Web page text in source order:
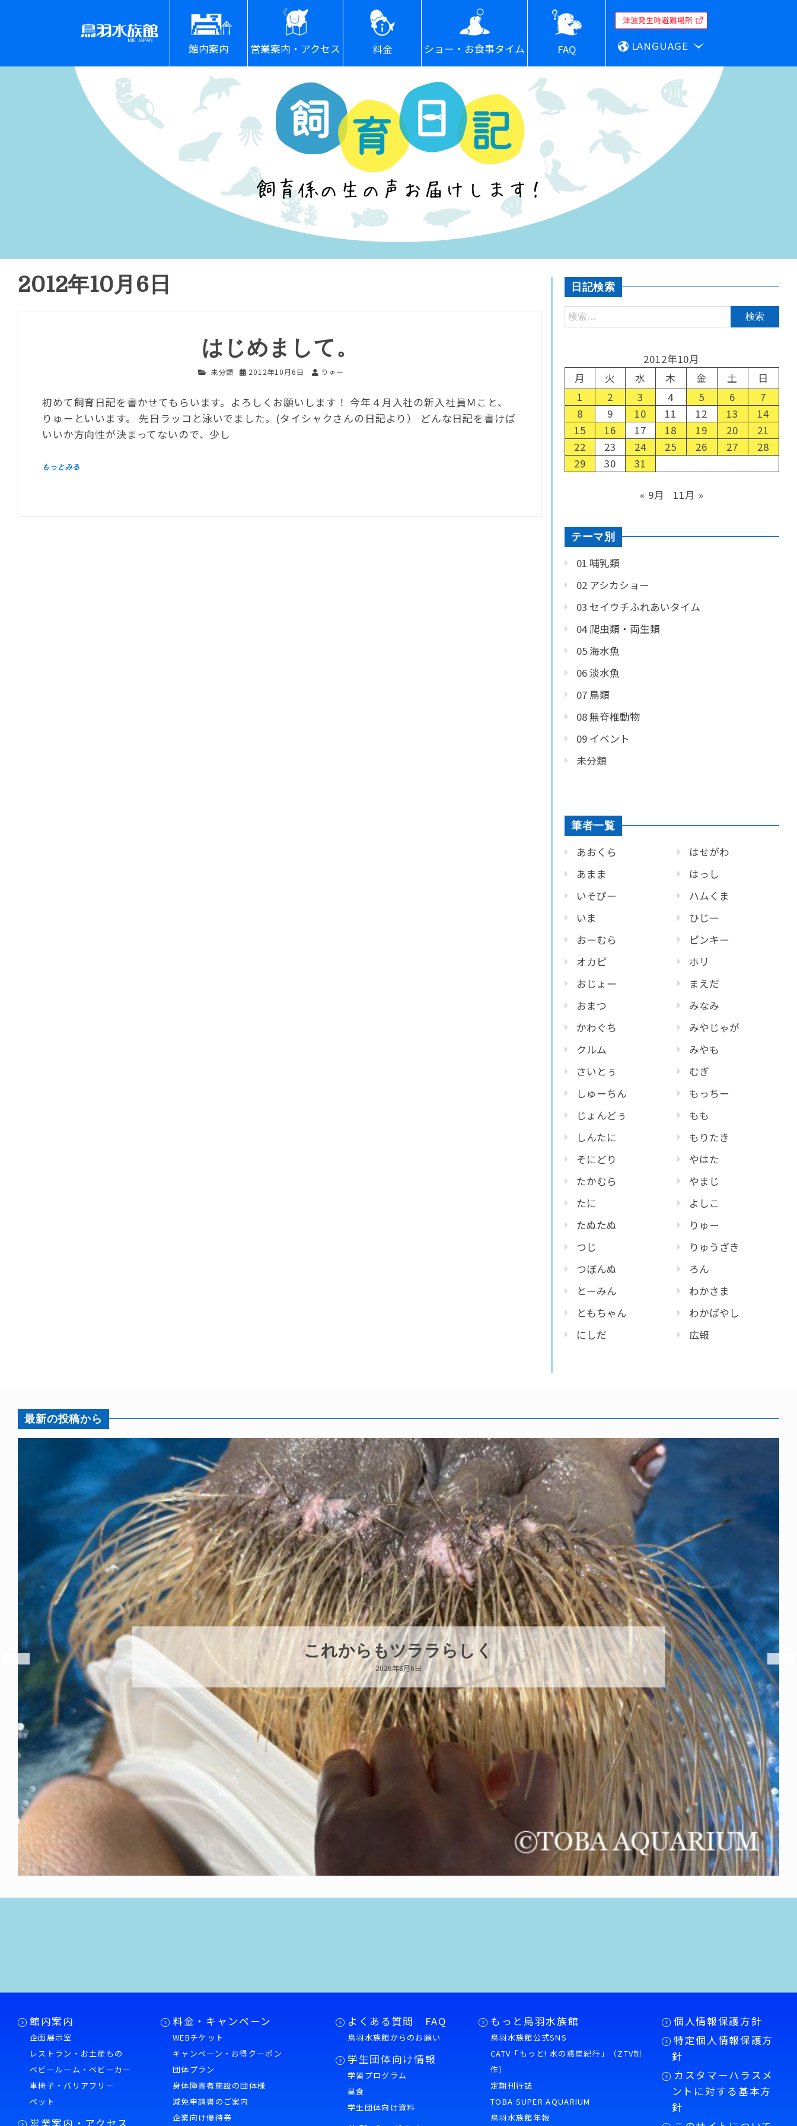
館内案内 営業案内・アクセス 料金 ショー・お食事タイム FAQ LANGUAGE
2012年10月6日
はじめまして。
未分類 2012年10月6日 りゅー
初めて飼育日記を書かせてもらいます。よろしくお願いします！ 今年４月入社の新入社員Ｍこと、
りゅーといいます。 先日ラッコと泳いでました。(タイシャクさんの日記より） どんな日記を書けば
いいか方向性が決まってないので、少し
日記検索
2012年10月
月
火 水 木 金 土
日
1
2 3 4 5 6
7
8
9 10 11 12 13
14
15
16 17 18 19 20
21
22
23 24 25 26 27
28
29
30 31
« 9月 11月 »
テーマ別
01 哺乳類
02 アシカショー
03 セイウチふれあいタイム
04 爬虫類・両生類
05 海水魚
06 淡水魚
07 鳥類
08 無脊椎動物
09 イベント
未分類
筆者一覧
あおくら
あまま
いそぴー
いま
おーむら
オカピ
おじょー
おまつ
かわぐち
クルム
さいとぅ
しゅーちん
じょんどぅ
しんたに
そにどり
たかむら
たに
たぬたぬ
つじ
つぼんぬ
とーみん
ともちゃん
にしだ
はせがわ
はっし
ハムくま
ひじー
ピンキー
ホリ
まえだ
みなみ
みやじゃが
みやも
むぎ
もっちー
もも
もりたき
やはた
やまじ
よしこ
りゅー
りゅうざき
ろん
わかさま
わかばやし
広報
最新の投稿から
ハロー’s Birthday!!!
2026年8月6日
館内案内
企画展示室
レストラン・お土産もの
ベビールーム・ベビーカー
車椅子・バリアフリー
ペット
営業案内・アクセス
料金・キャンペーン
WEBチケット
キャンペーン・お得クーポン
団体プラン
身体障害者施設の団体様
減免申請書のご案内
企業向け優待券
よくある質問 FAQ
鳥羽水族館からのお願い
学生団体向け情報
学習プログラム
昼食
学生団体向け資料
もっと鳥羽水族館
鳥羽水族館公式SNS
CATV「もっと! 水の惑星紀行」（ZTV制
作）
定期刊行誌
TOBA SUPER AQUARIUM
鳥羽水族館年報
個人情報保護方針
特定個人情報保護方
針
カスタマーハラスメ
ントに対する基本方
針